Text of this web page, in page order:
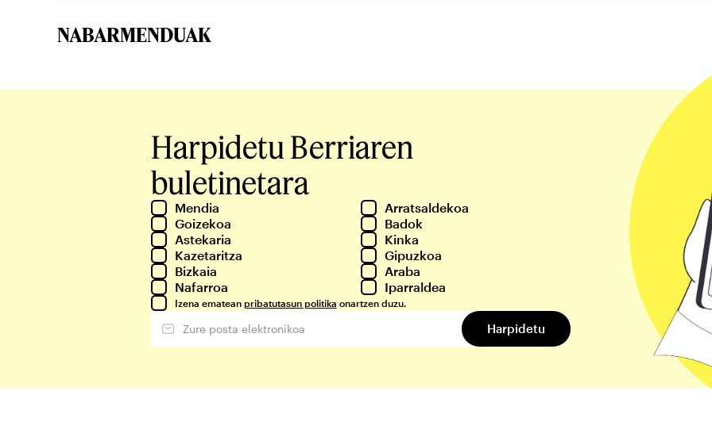
NABARMENDUAK
Harpidetu Berriaren
buletinetara
Mendia
Arratsaldekoa
Goizekoa
Badok
Astekaria
Kinka
Kazetaritza
Gipuzkoa
Bizkaia
Araba
Nafarroa
Iparraldea
Izena ematean pribatutasun politika onartzen duzu.